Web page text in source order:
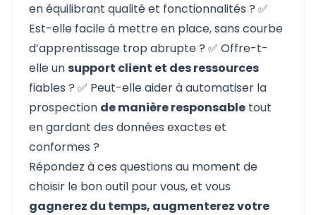
en équilibrant qualité et fonctionnalités ? ✅
Est-elle facile à mettre en place, sans courbe
d’apprentissage trop abrupte ? ✅ Offre-t-
elle unsupport client et des ressources
fiables ? ✅ Peut-elle aider à automatiser la
prospection de manière responsable tout
en gardant des données exactes et
conformes ?
Répondez à ces questions au moment de
choisir le bon outil pour vous, et vous
gagnerez du temps, augmenterez votre